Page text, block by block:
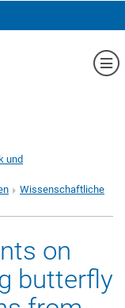
und
Wissenschaftliche
on
butterfly